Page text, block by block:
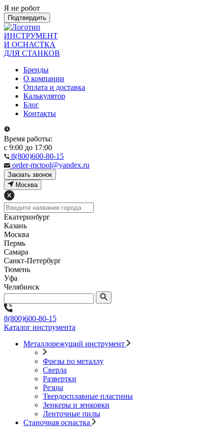
Я не робот
Подтвердить
ИНСТРУМЕНТ
И ОСНАСТКА
ДЛЯ СТАНКОВ
Бренды
О компании
Оплата и доставка
Калькулятор
Блог
Контакты
Время работы:
с 9:00 до 17:00
8(800)600-80-15
order-mctool@yandex.ru
Закзать звонок
Москва
Екатеринбург
Казань
Москва
Пермь
Самара
Санкт-Петербург
Тюмень
Уфа
Челябинск
8(800)600-80-15
Каталог инструмента
Металлорежущий инструмент
Фрезы по металлу
Сверла
Развертки
Резцы
Твердосплавные пластины
Зенкеры и зенковки
Ленточные пилы
Станочная оснастка